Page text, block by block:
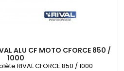
ALU CF MOTO CFORCE 850 /
1000
RIVAL CFORCE 850 / 1000